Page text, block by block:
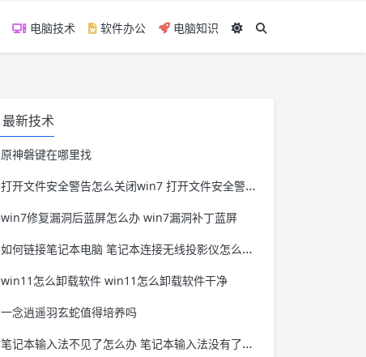
电脑技术 软件办公 电脑知识
最新技术
原神磐键在哪里找
打开文件安全警告怎么关闭win7 打开文件安全警告怎么关闭win11
win7修复漏洞后蓝屏怎么办 win7漏洞补丁蓝屏
如何链接笔记本电脑 笔记本连接无线投影仪怎么连接
win11怎么卸载软件 win11怎么卸载软件干净
一念逍遥羽玄蛇值得培养吗
笔记本输入法不见了怎么办 笔记本输入法没有了怎么办